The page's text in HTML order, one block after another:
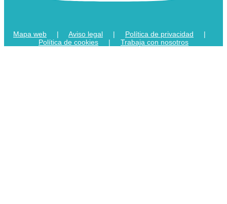
Mapa web | Aviso legal | Política de privacidad |
Política de cookies | Trabaja con nosotros